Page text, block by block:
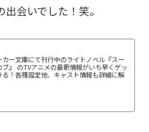
会いでした！笑。
カー文庫にて刊行中のライトノベル『スー
ブ』 のTVアニメの最新情報がいち早くゲッ
る！各種設定他、キャスト情報も詳細に解